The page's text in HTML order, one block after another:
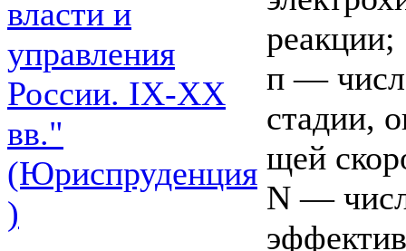
власти и
управления
России. IХ-ХХ
вв."
(Юриспруденция
)
реакции;
п —
стадии,
щей
N —